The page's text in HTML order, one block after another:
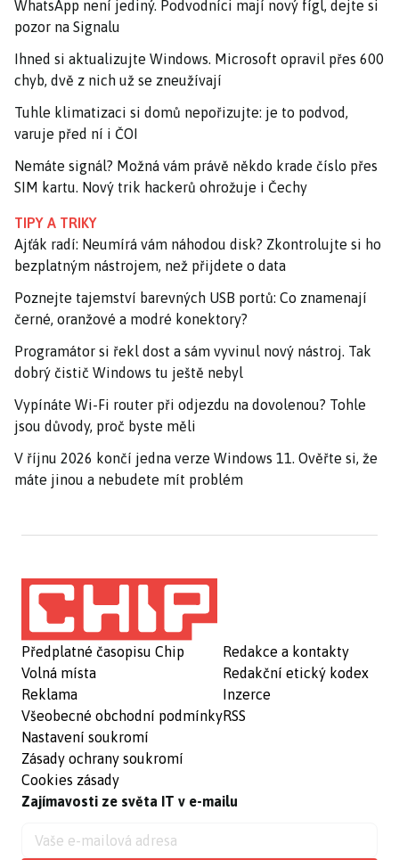
WhatsApp není jediný. Podvodníci mají nový fígl, dejte si
pozor na Signalu
Ihned si aktualizujte Windows. Microsoft opravil přes 600
chyb, dvě z nich už se zneužívají
Tuhle klimatizaci si domů nepořizujte: je to podvod,
varuje před ní i ČOI
Nemáte signál? Možná vám právě někdo krade číslo přes
SIM kartu. Nový trik hackerů ohrožuje i Čechy
TIPY A TRIKY
Ajťák radí: Neumírá vám náhodou disk? Zkontrolujte si ho
bezplatným nástrojem, než přijdete o data
Poznejte tajemství barevných USB portů: Co znamenají
černé, oranžové a modré konektory?
Programátor si řekl dost a sám vyvinul nový nástroj. Tak
dobrý čistič Windows tu ještě nebyl
Vypínáte Wi-Fi router při odjezdu na dovolenou? Tohle
jsou důvody, proč byste měli
V říjnu 2026 končí jedna verze Windows 11. Ověřte si, že
máte jinou a nebudete mít problém
Předplatné časopisu Chip
Volná místa
Reklama
Všeobecné obchodní podmínky
Nastavení soukromí
Zásady ochrany soukromí
Cookies zásady
Redakce a kontakty
Redakční etický kodex
Inzerce
RSS
Zajímavosti ze světa IT v e-mailu